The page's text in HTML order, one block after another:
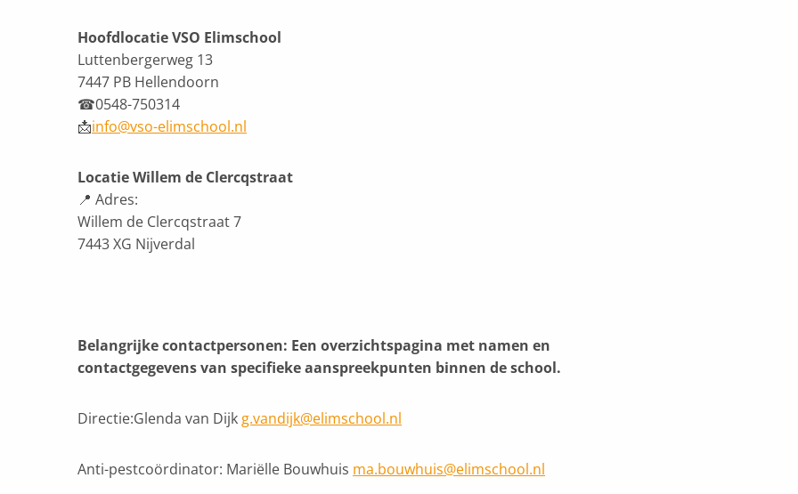
Hoofdlocatie VSO Elimschool
Luttenbergerweg 13
7447 PB Hellendoorn
☎0548-750314
📩info@vso-elimschool.nl
Locatie Willem de Clercqstraat
📍 Adres:
Willem de Clercqstraat 7
7443 XG Nijverdal
Belangrijke contactpersonen: Een overzichtspagina met namen en
contactgegevens van specifieke aanspreekpunten binnen de school.
Directie:Glenda van Dijk g.vandijk@elimschool.nl
Anti-pestcoördinator: Mariëlle Bouwhuis ma.bouwhuis@elimschool.nl